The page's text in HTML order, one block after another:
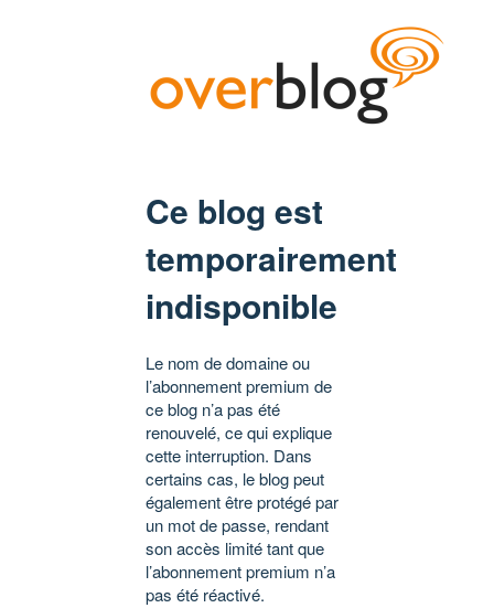
Ce blog est
temporairement
indisponible
Le nom de domaine ou
l’abonnement premium de
ce blog n’a pas été
renouvelé, ce qui explique
cette interruption. Dans
certains cas, le blog peut
également être protégé par
un mot de passe, rendant
son accès limité tant que
l’abonnement premium n’a
pas été réactivé.